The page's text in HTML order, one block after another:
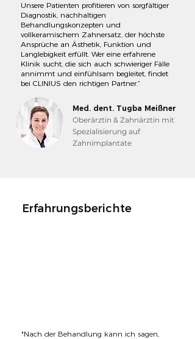
Unsere Patienten profitieren von sorgfältiger
Diagnostik, nachhaltigen
Behandlungskonzepten und
vollkeramischem Zahnersatz, der höchste
Ansprüche an Ästhetik, Funktion und
Langlebigkeit erfüllt. Wer eine erfahrene
Klinik sucht, die sich auch schwieriger Fälle
annimmt und einfühlsam begleitet, findet
bei CLINIUS den richtigen Partner.“
Med. dent. Tugba Meißner
Oberärztin & Zahnärztin mit
Spezialisierung auf
Zahnimplantate
Erfahrungsberichte
"Nach der Behandlung kann ich sagen,